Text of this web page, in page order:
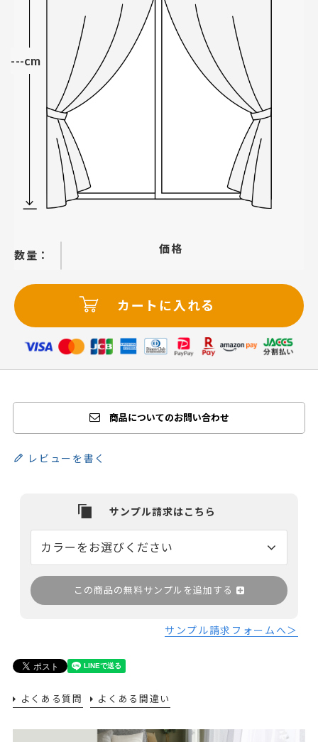
---cm
価格
カートに入れる
商品についてのお問い合わせ
レビューを書く
この商品の無料サンプルを追加する
サンプル請求フォームへ＞
よくある質問 よくある間違い